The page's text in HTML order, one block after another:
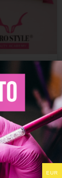
sin
elegir
gel,
una unión
resultados
EUR